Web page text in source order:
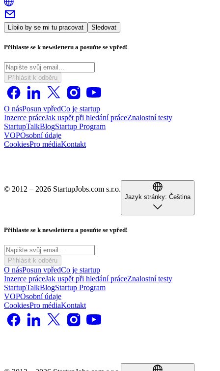
Líbilo by se mi tu pracovat Sledovat
Přihlaste se k newsletteru a posuňte se vpřed!
Přihlásit k odběru
O násPosun vpředCo je startup
Inzerce práceJak uspět při hledání práceZnalostní testy
StartupTalkBlogStartup Program
VOPOsobní údaje
CookiesPro médiaKontakt
© 2012 – 2026 StartupJobs.com s.r.o.
Jazyk stránky: Čeština
Přihlaste se k newsletteru a posuňte se vpřed!
Přihlásit k odběru
O násPosun vpředCo je startup
Inzerce práceJak uspět při hledání práceZnalostní testy
StartupTalkBlogStartup Program
VOPOsobní údaje
CookiesPro médiaKontakt